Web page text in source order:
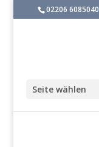
02206 6085040
Seite wählen